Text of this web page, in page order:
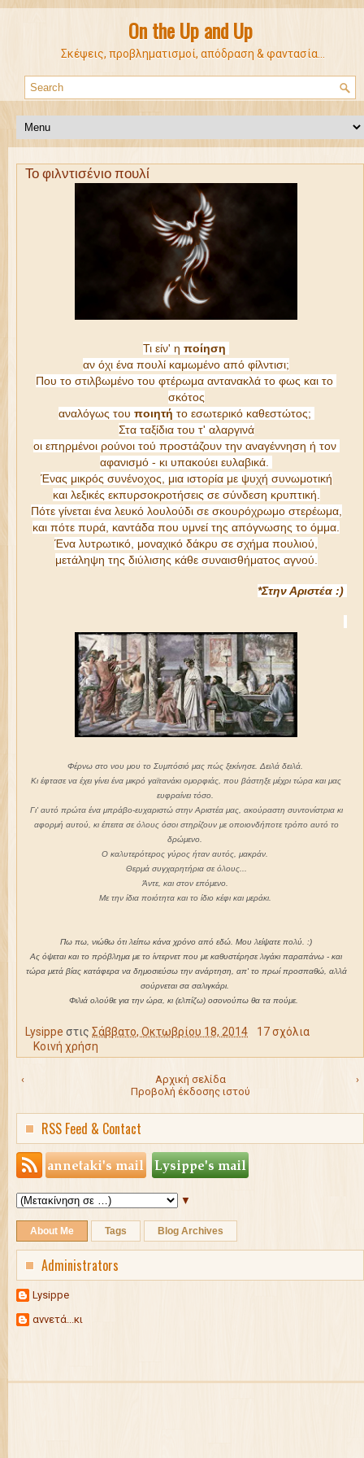
On the Up and Up
Σκέψεις, προβληματισμοί, απόδραση & φαντασία...
Το φιλντισένιο πουλί
Τι είν' η ποίηση
αν όχι ένα πουλί καμωμένο από φίλντισι;
Που το στιλβωμένο του φτέρωμα αντανακλά το φως και το
σκότος
αναλόγως του ποιητή το εσωτερικό καθεστώτος;
Στα ταξίδια του τ' αλαργινά
οι επηρμένοι ρούνοι τού προστάζουν την αναγέννηση ή τον
αφανισμό - κι υπακούει ευλαβικά.
Ένας μικρός συνένοχος, μια ιστορία με ψυχή συνωμοτική
και λεξικές εκπυρσοκροτήσεις σε σύνδεση κρυπτική.
Πότε γίνεται ένα λευκό λουλούδι σε σκουρόχρωμο στερέωμα,
και πότε πυρά, καντάδα που υμνεί της απόγνωσης το όμμα.
Ένα λυτρωτικό, μοναχικό δάκρυ σε σχήμα πουλιού,
μετάληψη της διύλισης κάθε συναισθήματος αγνού.
*Στην Αριστέα :)
Φέρνω στο νου μου το Συμπόσιό μας πώς ξεκίνησε. Δειλά δειλά.
Κι έφτασε να έχει γίνει ένα μικρό γαϊτανάκι ομορφιάς, που βάστηξε μέχρι τώρα και μας
ευφραίνει τόσο.
Γι' αυτό πρώτα ένα μπράβο-ευχαριστώ στην Αριστέα μας, ακούραστη συντονίστρια κι
αφορμή αυτού, κι έπειτα σε όλους όσοι στηρίζουν με οποιονδήποτε τρόπο αυτό το
δρώμενο.
Ο καλυτερότερος γύρος ήταν αυτός, μακράν.
Θερμά συγχαρητήρια σε όλους...
Άντε, και στον επόμενο.
Με την ίδια ποιότητα και το ίδιο κέφι και μεράκι.
Πω πω, νιώθω ότι λείπω κάνα χρόνο από εδώ. Μου λείψατε πολύ. :)
Ας όψεται και το πρόβλημα με το ίντερνετ που με καθυστέρησε λιγάκι παραπάνω - και
τώρα μετά βίας κατάφερα να δημοσιεύσω την ανάρτηση, απ' το πρωί προσπαθώ, αλλά
σούρνεται σα σαλιγκάρι.
Φιλιά ολούθε για την ώρα, κι (ελπίζω) οσονούπω θα τα πούμε.
Lysippe στις Σάββατο, Οκτωβρίου 18, 2014
17 σχόλια
Κοινή χρήση
‹ ›
Αρχική σελίδα
Προβολή έκδοσης ιστού
RSS Feed & Contact
▼
About Me Tags Blog Archives
Administrators
Lysippe
αννετά...κι